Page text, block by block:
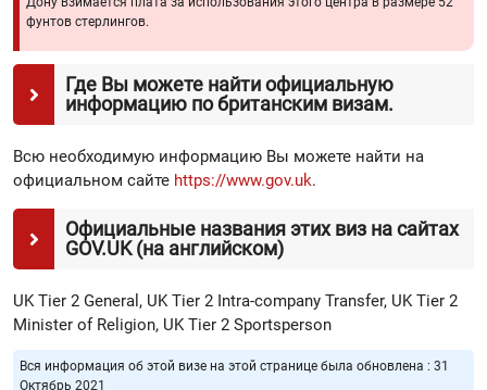
фунтов стерлингов.
Где Вы можете найти официальную
информацию по британским визам.
Всю необходимую информацию Вы можете найти на
официальном сайте https://www.gov.uk.
Официальные названия этих виз на сайтах
GOV.UK (на английском)
UK Tier 2 General, UK Tier 2 Intra-company Transfer, UK Tier 2
Minister of Religion, UK Tier 2 Sportsperson
Вся информация об этой визе на этой странице была обновлена : 31
Октябрь 2021